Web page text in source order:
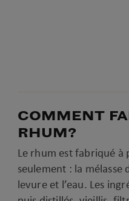
COMMENT
RHUM?
Le rhum est fabriqué
seulement : la mélasse
levure et l’eau. Les